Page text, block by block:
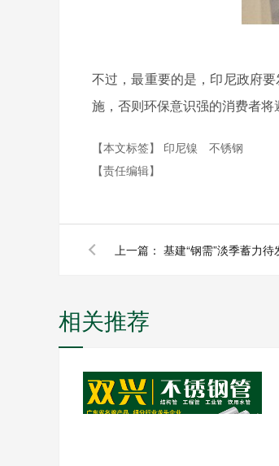
不过，最重要的是，印尼政府
施，否则环保意识强的消费者将
【本文标签】 印尼镍
不锈钢
【责任编辑】
上一篇： 基建“钢需”淡季蓄力待
相关推荐